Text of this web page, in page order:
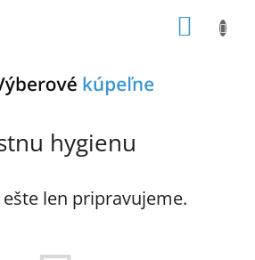
hygienu
len pripravujeme.